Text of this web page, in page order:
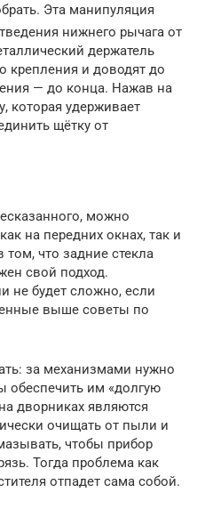
Эта манипуляция
нижнего рычага от
держатель
крепления и доводят до
— до конца. Нажав на
которая удерживает
щётку от
можно
на передних окнах, так и
что задние стекла
свой подход.
не будет сложно, если
выше советы по
за механизмами нужно
обеспечить им «долгую
дворниках являются
очищать от пыли и
чтобы прибор
Тогда проблема как
отпадет сама собой.